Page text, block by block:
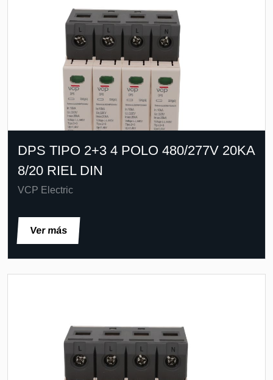
DPS TIPO 2+3 4 POLO 480/277V 20KA
8/20 RIEL DIN
VCP Electric
Ver más